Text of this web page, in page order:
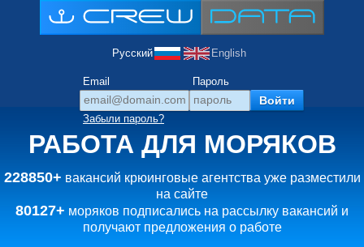
Русский English
Email Пароль
Забыли пароль?
РАБОТА ДЛЯ МОРЯКОВ
228850+ вакансий крюинговые агентства уже разместили
на сайте
80127+ моряков подписались на рассылку вакансий и
получают предложения о работе